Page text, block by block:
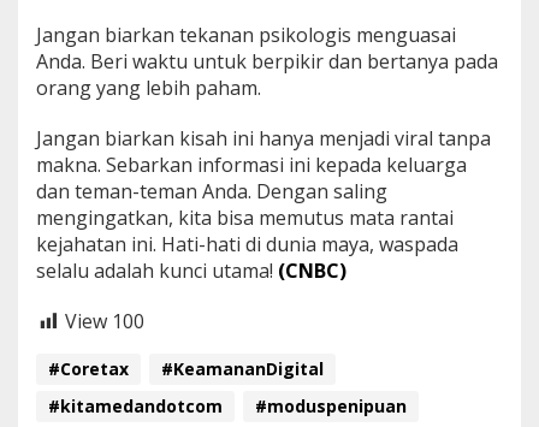
Jangan biarkan tekanan psikologis menguasai
Anda. Beri waktu untuk berpikir dan bertanya pada
orang yang lebih paham.
Jangan biarkan kisah ini hanya menjadi viral tanpa
makna. Sebarkan informasi ini kepada keluarga
dan teman-teman Anda. Dengan saling
mengingatkan, kita bisa memutus mata rantai
kejahatan ini. Hati-hati di dunia maya, waspada
selalu adalah kunci utama! (CNBC)
View 100
#Coretax
#KeamananDigital
#kitamedandotcom
#moduspenipuan